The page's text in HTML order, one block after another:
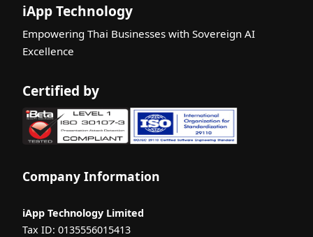
iApp Technology
Empowering Thai Businesses with Sovereign AI
Excellence
Certified by
Company Information
iApp Technology Limited
Tax ID: 0135556015413